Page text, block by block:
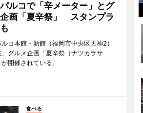
ルコで「辛メーター」とグ
画「夏辛祭」 スタンプラ
コ本館・新館（福岡市中央区天神2）
グルメ企画「夏辛祭（ナツカラサ
開催されている。
食べる